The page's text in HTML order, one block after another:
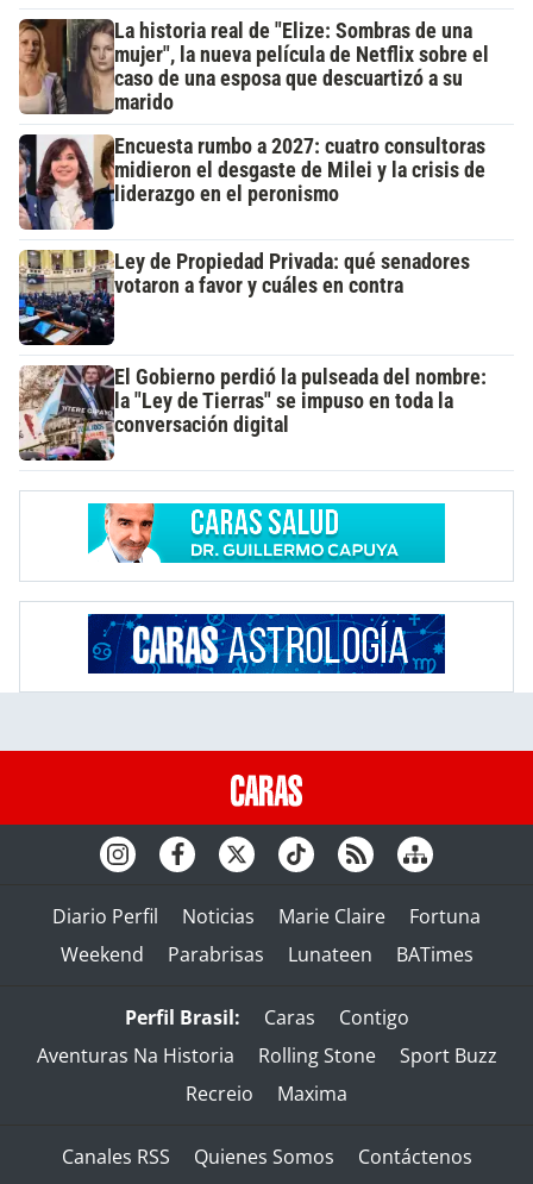
La historia real de "Elize: Sombras de una
mujer", la nueva película de Netflix sobre el
caso de una esposa que descuartizó a su
marido
Encuesta rumbo a 2027: cuatro consultoras
midieron el desgaste de Milei y la crisis de
liderazgo en el peronismo
Ley de Propiedad Privada: qué senadores
votaron a favor y cuáles en contra
El Gobierno perdió la pulseada del nombre:
la "Ley de Tierras" se impuso en toda la
conversación digital
Diario Perfil Noticias Marie Claire
Fortuna
Weekend
Parabrisas Lunateen BATimes
Perfil Brasil: Caras
Contigo
Aventuras Na Historia
Rolling Stone
Sport Buzz
Recreio
Maxima
Canales RSS Quienes Somos
Contáctenos